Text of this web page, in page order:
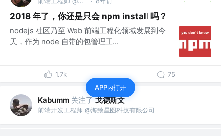
·
2018 年了，你还是只会 npm install 吗？
nodejs 社区乃至 Web 前端工程化领域发展到今
天，作为 node 自带的包管理工...
1.7k 75
Kabumm 关注了 戈德斯文
前端开发工程师 @海致星图科技有限公司
APP内打开